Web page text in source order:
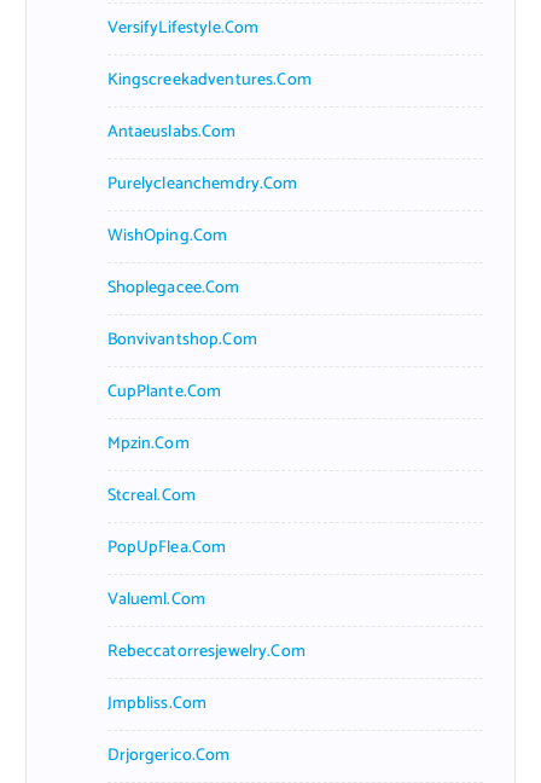
VersifyLifestyle.com
Kingscreekadventures.com
Antaeuslabs.com
Purelycleanchemdry.com
WishOping.com
Shoplegacee.com
Bonvivantshop.com
CupPlante.com
Mpzin.com
Stcreal.com
PopUpFlea.com
Valueml.com
Rebeccatorresjewelry.com
Jmpbliss.com
Drjorgerico.com